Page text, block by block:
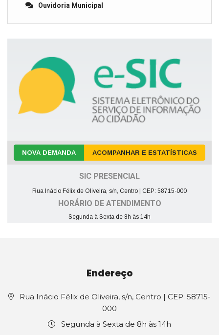
Ouvidoria Municipal
NOVA DEMANDA ACOMPANHAR E ESTATÍSTICAS
SIC PRESENCIAL
Rua Inácio Félix de Oliveira, s/n, Centro | CEP: 58715-000
HORÁRIO DE ATENDIMENTO
Segunda à Sexta de 8h às 14h
Endereço
Rua Inácio Félix de Oliveira, s/n, Centro | CEP: 58715-
000
Segunda à Sexta de 8h às 14h